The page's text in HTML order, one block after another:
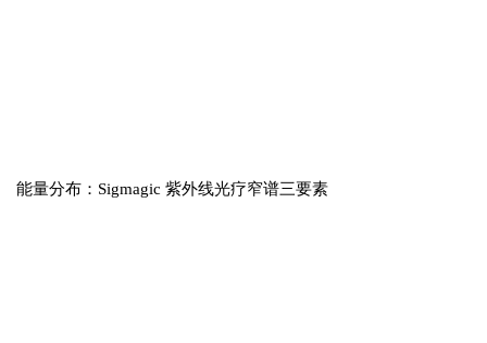
能量分布：Sigmagic 紫外线光疗窄谱三要素